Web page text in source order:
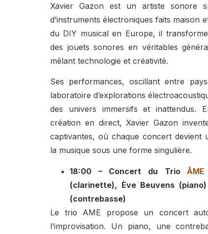
Xavier Gazon est un artiste sonore
d’instruments électroniques faits maison
du DIY musical en Europe, il
des jouets sonores en véritables
mêlant technologie et créativité.
Ses performances, oscillant entre
laboratoire d’explorations
des univers immersifs et inattendus.
création en direct, Xavier Gazon
captivantes, où chaque concert devient
la musique sous une forme singulière.
18:00 – Concert du Trio ÂME
(clarinette), Ève Beuvens
(contrebasse)
Le trio AME propose un concert
l’improvisation. Un piano, une